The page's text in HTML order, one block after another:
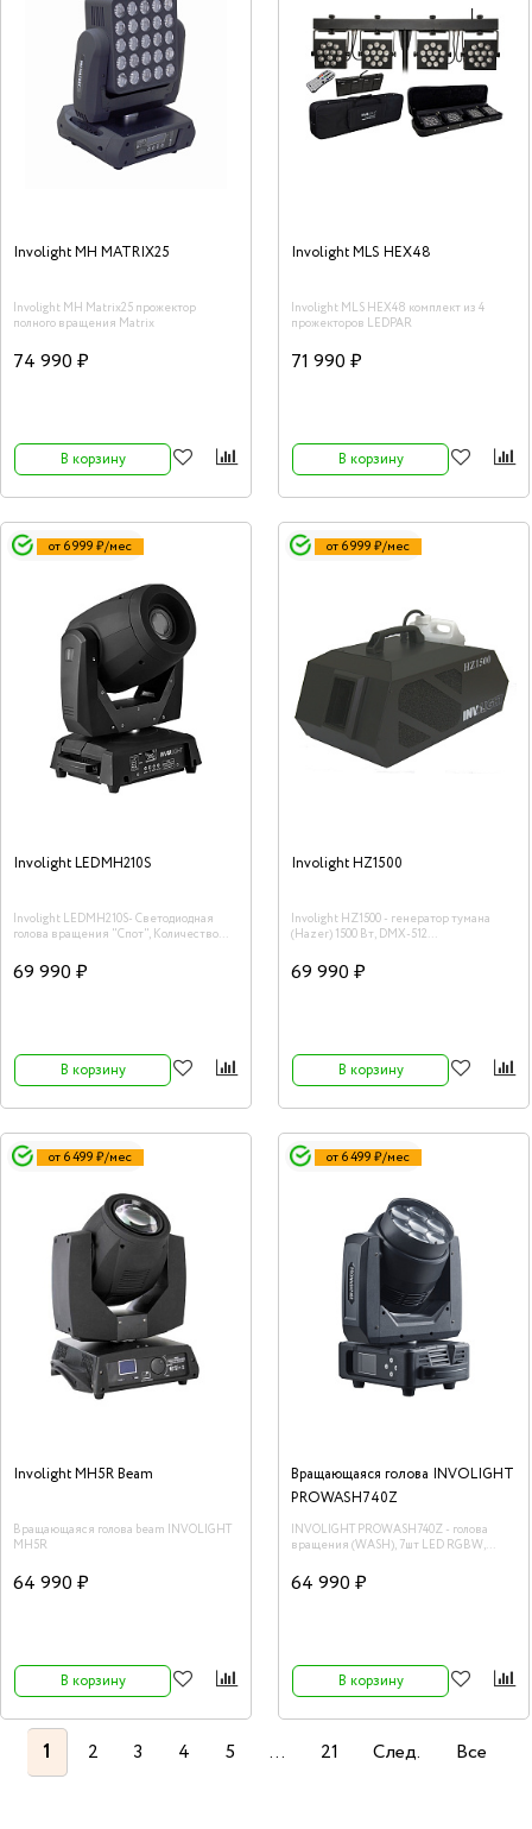
Involight MH MATRIX25
Involight MH Matrix25 прожектор
полного вращения Matrix
74 990 ₽
В корзину
Involight MLS HEX48
Involight MLS HEX48 комплект из 4
прожекторов LEDPAR
71 990 ₽
В корзину
от 6 999 ₽/мес
Involight LEDMH210S
Involight LEDMH210S- Светодиодная
голова вращения "Спот", Количество
69 990 ₽
В корзину
от 6 999 ₽/мес
Involight HZ1500
Involight HZ1500 - генератор тумана
(Hazer) 1500 Вт, DMX-512
69 990 ₽
В корзину
от 6 499 ₽/мес
Involight MH5R Beam
Вращающаяся голова beam INVOLIGHT
MH5R
64 990 ₽
В корзину
от 6 499 ₽/мес
Вращающаяся голова INVOLIGHT
PROWASH740Z
INVOLIGHT PROWASH740Z - голова
вращения (WASH), 7шт LED RGBW,
64 990 ₽
В корзину
1 2 3 4 5 ... 21 След. Все